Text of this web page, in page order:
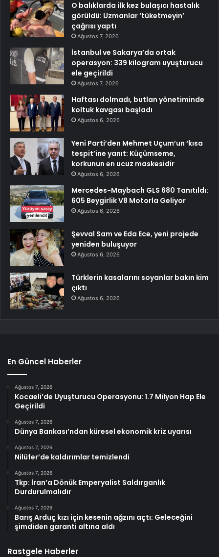
O balıklarda ilk kez bulaşıcı hastalık
görüldü: Uzmanlar ‘tüketmeyin’
çağrısı yaptı
Ağustos 7, 2026
İstanbul ve Sakarya’da ortak
operasyon: 339 kilogram uyuşturucu
ele geçirildi
Ağustos 7, 2026
Haftası dolmadı, butlan yönetiminde
koltuk kavgası başladı
Ağustos 6, 2026
Yeni Parti’den Mehmet Uçum’un ‘kısa
tespit’ine yanıt: Küçümseme,
korkunun en ucuz maskesidir
Ağustos 6, 2026
Mercedes-Maybach GLS 680 Tanıtıldı:
605 Beygirlik V8 Motorla Geliyor
Ağustos 6, 2026
Şevval Sam ve Eda Ece, yeni projede
yeniden buluşuyor
Ağustos 6, 2026
Türklerin kasalarını soyanlar bakın kim
çıktı
Ağustos 6, 2026
En Güncel Haberler
Ağustos 7, 2026
Kocaeli’de Uyuşturucu Operasyonu: 1.7 Milyon Hap Ele
Geçirildi
Ağustos 7, 2026
Dünya Bankası’ndan küresel ekonomik kriz uyarısı
Ağustos 7, 2026
Nilüfer’de kaldırımlar temizlendi
Ağustos 7, 2026
Tkp: İran’a Dönük Emperyalist Saldırganlık
Durdurulmalıdır
Ağustos 7, 2026
Barış Arduç kızı için kesenin ağzını açtı: Geleceğini
şimdiden garanti altına aldı
Rastgele Haberler